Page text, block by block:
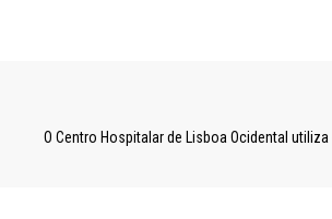
O Centro Hospitalar de Lisboa Ocidental
UNIDADE LOCAL DE